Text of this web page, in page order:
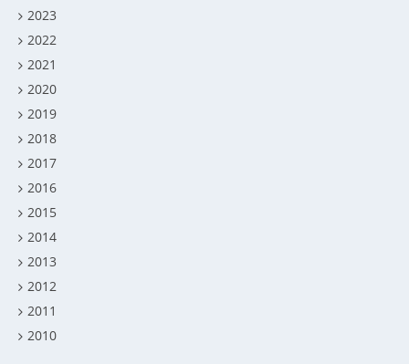
2023
2022
2021
2020
2019
2018
2017
2016
2015
2014
2013
2012
2011
2010